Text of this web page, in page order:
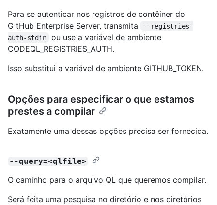
Para se autenticar nos registros de contêiner do
GitHub Enterprise Server, transmita
--registries-
auth-stdin
ou use a variável de ambiente
CODEQL_REGISTRIES_AUTH.
Isso substitui a variável de ambiente GITHUB_TOKEN.
Opções para especificar o que estamos
prestes a compilar
Exatamente uma dessas opções precisa ser fornecida.
--query=<qlfile>
O caminho para o arquivo QL que queremos compilar.
Será feita uma pesquisa no diretório e nos diretórios